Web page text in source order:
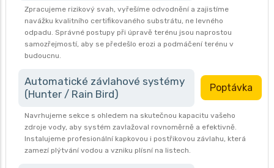
Zpracujeme rizikový svah, vyřešíme odvodnění a zajistíme
navážku kvalitního certifikovaného substrátu, ne levného
odpadu. Správné postupy při úpravě terénu jsou naprostou
samozřejmostí, aby se předešlo erozi a podmáčení terénu v
budoucnu.
Automatické závlahové systémy
(Hunter / Rain Bird)
Poptávka
Navrhujeme sekce s ohledem na skutečnou kapacitu vašeho
zdroje vody, aby systém zavlažoval rovnoměrně a efektivně.
Instalujeme profesionální kapkovou i postřikovou závlahu, která
zamezí plýtvání vodou a vzniku plísní na listech.